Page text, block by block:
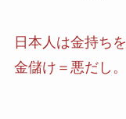
日本人は金持ち
金儲け＝悪だし。